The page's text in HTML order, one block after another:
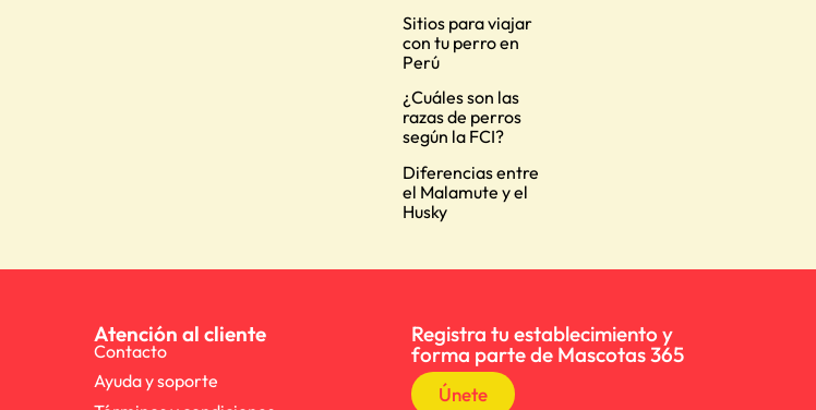
Sitios para viajar
con tu perro en
Perú
¿Cuáles son las
razas de perros
según la FCI?
Diferencias entre
el Malamute y el
Husky
Atención al cliente
Contacto
Ayuda y soporte
Registra tu establecimiento y
forma parte de Mascotas 365
Únete